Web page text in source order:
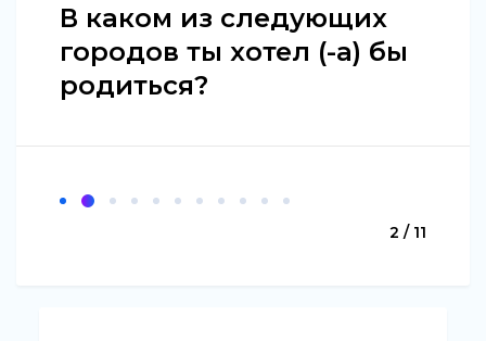
В каком из следующих
городов ты хотел (-а) бы
родиться?
2 / 11